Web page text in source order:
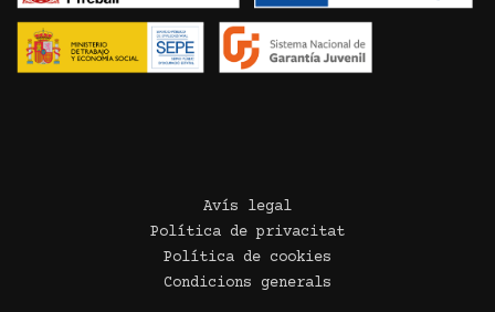
Avís legal
Política de privacitat
Política de cookies
Condicions generals